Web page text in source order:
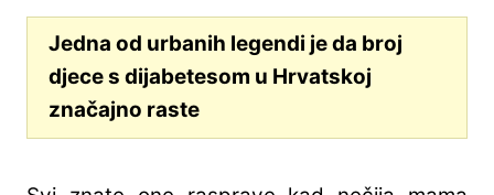
Jedna od urbanih legendi je da broj
djece s dijabetesom u Hrvatskoj
značajno raste